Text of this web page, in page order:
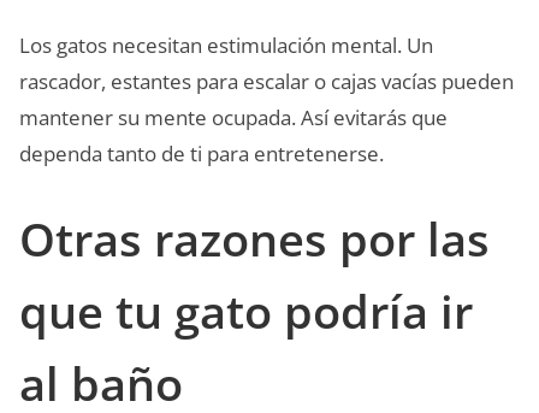
Los gatos necesitan estimulación mental. Un
rascador, estantes para escalar o cajas vacías pueden
mantener su mente ocupada. Así evitarás que
dependa tanto de ti para entretenerse.
Otras razones por las
que tu gato podría ir
al baño